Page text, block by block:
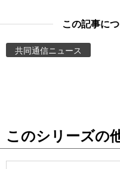
People
この記事に
共同通信ニュース
このシリーズの